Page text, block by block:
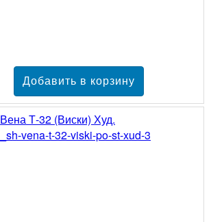
Вена Т-32 (Виски) Худ.